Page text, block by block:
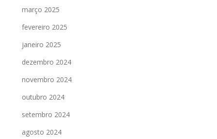
março 2025
fevereiro 2025
janeiro 2025
dezembro 2024
novembro 2024
outubro 2024
setembro 2024
agosto 2024